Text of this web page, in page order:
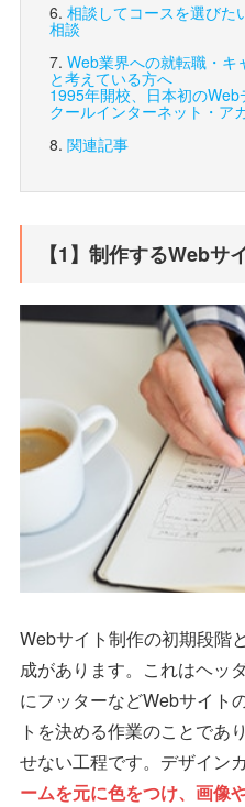
相談してコースを選びた
相談
Web業界への就転職・キ
と考えている方へ
1995年開校、日本初の
クールインターネット・ア
関連記事
【1】制作するWebサ
Webサイト制作の初期段階
成があります。これはヘッ
にフッターなどWebサイト
トを決める作業のことであ
せない工程です。デザイン
ームを元に色をつけ、画像